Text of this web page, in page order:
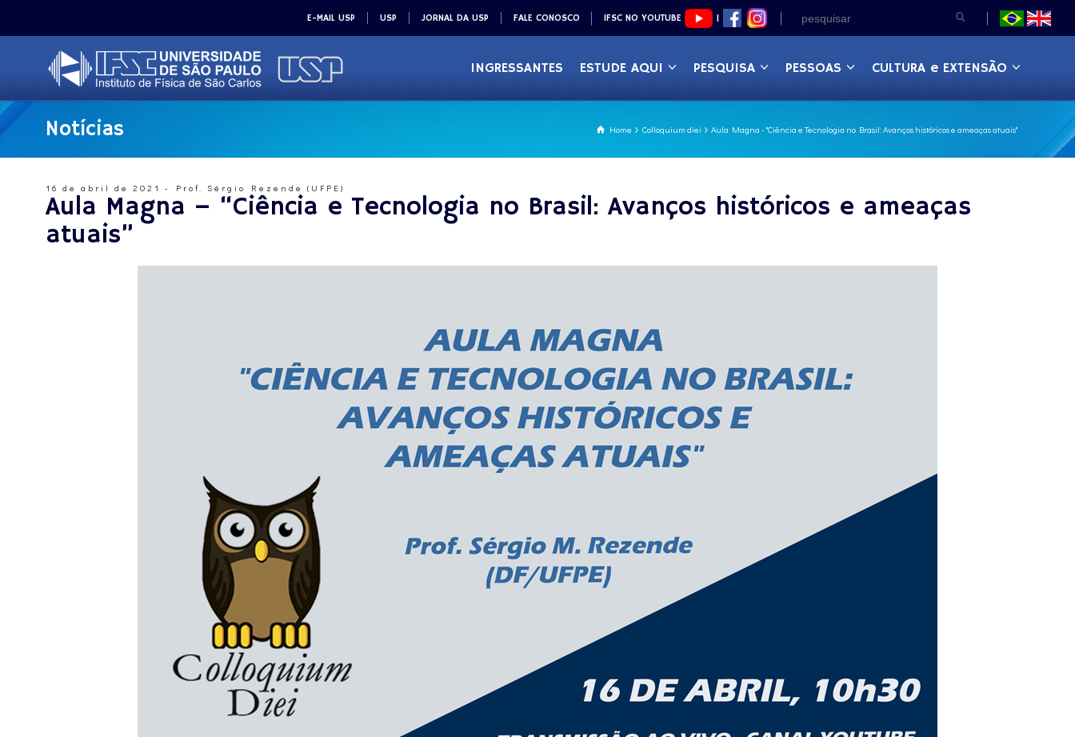
E-MAIL USP USP JORNAL DA USP FALE CONOSCO IFSC NO YOUTUBE |
INGRESSANTES ESTUDE AQUI PESQUISA PESSOAS CULTURA e EXTENSÃO
Home Colloquium diei Aula Magna - "Ciência e Tecnologia no Brasil: Avanços históricos e ameaças atuais"
Notícias
16 de abril de 2021 - Prof. Sérgio Rezende (UFPE)
Aula Magna – “Ciência e Tecnologia no Brasil: Avanços históricos e ameaças
atuais”